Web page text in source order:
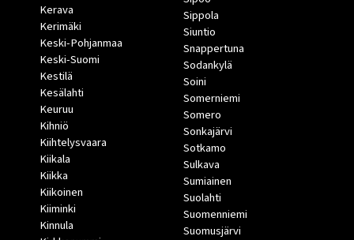
Kerava
Kerimäki
Keski-Pohjanmaa
Keski-Suomi
Kestilä
Kesälahti
Keuruu
Kihniö
Kiihtelysvaara
Kiikala
Kiikka
Kiikoinen
Kiiminki
Kinnula
Sippola
Siuntio
Snappertuna
Sodankylä
Soini
Somerniemi
Somero
Sonkajärvi
Sotkamo
Sulkava
Sumiainen
Suolahti
Suomenniemi
Suomusjärvi